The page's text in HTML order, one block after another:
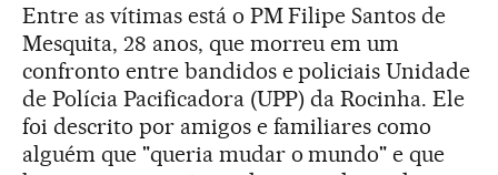
Entre as vítimas está o PM Filipe Santos de
Mesquita, 28 anos, que morreu em um
confronto entre bandidos e policiais Unidade
de Polícia Pacificadora (UPP) da Rocinha. Ele
foi descrito por amigos e familiares como
alguém que "queria mudar o mundo" e que